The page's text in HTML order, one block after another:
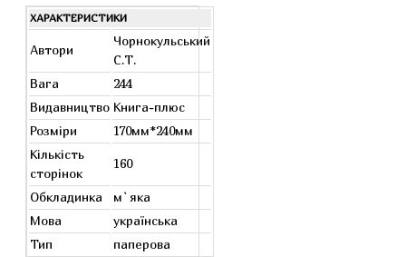
ХАРАКТЕРИСТИКИ
Автори
Чорнокульський
С.Т.
Вага
244
Видавництво Книга-плюс
Розміри
170мм*240мм
Кількість
сторінок
160
Обкладинка
м`яка
Мова
українська
Тип
паперова